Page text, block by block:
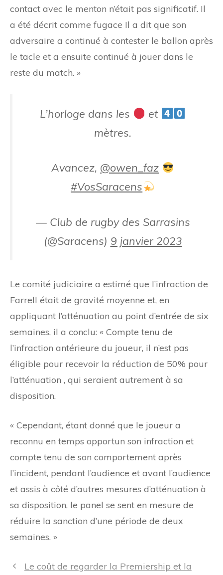
contact avec le menton n’était pas significatif. Il
a été décrit comme fugace Il a dit que son
adversaire a continué à contester le ballon après
le tacle et a ensuite continué à jouer dans le
reste du match. »
L’horloge dans les
et
mètres.
Avancez, @owen_faz
#VosSaracens
— Club de rugby des Sarrasins
(@Saracens) 9 janvier 2023
Le comité judiciaire a estimé que l’infraction de
Farrell était de gravité moyenne et, en
appliquant l’atténuation au point d’entrée de six
semaines, il a conclu: « Compte tenu de
l’infraction antérieure du joueur, il n’est pas
éligible pour recevoir la réduction de 50% pour
l’atténuation , qui seraient autrement à sa
disposition.
« Cependant, étant donné que le joueur a
reconnu en temps opportun son infraction et
compte tenu de son comportement après
l’incident, pendant l’audience et avant l’audience
et assis à côté d’autres mesures d’atténuation à
sa disposition, le panel se sent en mesure de
réduire la sanction d’une période de deux
semaines. »
Navigation
Le coût de regarder la Premiership et la